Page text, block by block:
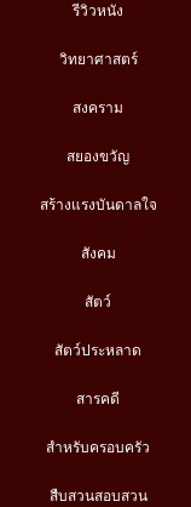
รีวิวหนัง
วิทยาศาสตร์
สงคราม
สยองขวัญ
สร้างแรงบันดาลใจ
สังคม
สัตว์
สัตว์ประหลาด
สารคดี
สำหรับครอบครัว
สืบสวนสอบสวน